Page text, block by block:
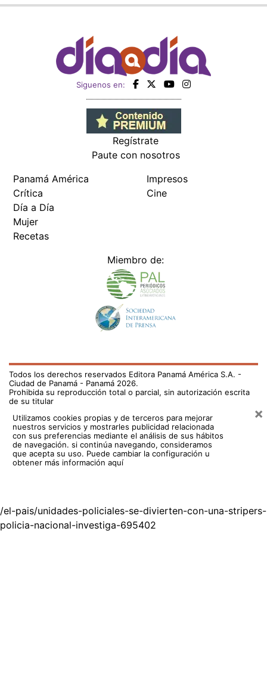
Siguenos en:
Regístrate
Paute con nosotros
Panamá América
Crítica
Día a Día
Mujer
Recetas
Impresos
Cine
Miembro de:
Todos los derechos reservados Editora Panamá América S.A. -
Ciudad de Panamá - Panamá 2026.
Prohibida su reproducción total o parcial, sin autorización escrita
de su titular
Utilizamos cookies propias y de terceros para mejorar
nuestros servicios y mostrarles publicidad relacionada
con sus preferencias mediante el análisis de sus hábitos
de navegación. si continúa navegando, consideramos
que acepta su uso. Puede cambiar la configuración u
obtener más información aquí
×
/el-pais/unidades-policiales-se-divierten-con-una-stripers-
policia-nacional-investiga-695402